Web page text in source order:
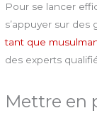
Pour se lancer
s’appuyer sur des
tant que
des experts
Mettre en